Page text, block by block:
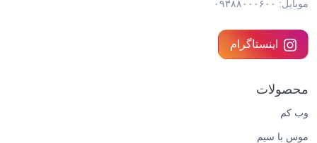
موبایل: ۰۹۳۸۸۰۰۰۶۰۰
اینستاگرام
محصولات
وب کم
موس با سیم